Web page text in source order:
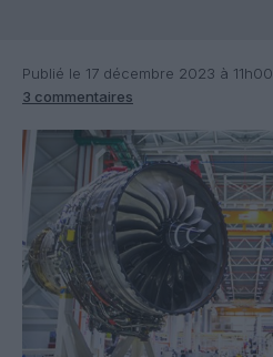
Publié le 17 décembre 2023 à 11h00
3 commentaires